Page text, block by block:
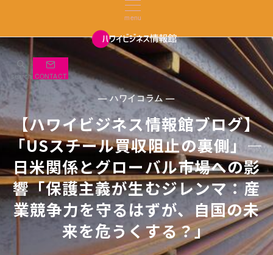
menu
search CONTACT
— ハワイコラム —
【ハワイビジネス情報館ブログ】
「USスチール買収阻止の裏側」—
日米関係とグローバル市場への影
響「保護主義が生むジレンマ：産
業競争力を守るはずが、自国の未
来を危うくする？」